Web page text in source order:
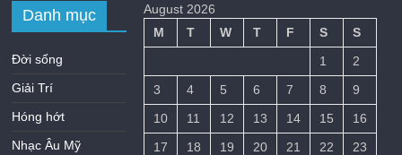
Danh mục
Đời sống
Giải Trí
Hóng hớt
Nhạc Âu Mỹ
August 2026
M
T W T F S
S
1
2
3
4 5 6 7 8
9
10
11 12 13 14 15
16
17
18 19 20 21 22
23